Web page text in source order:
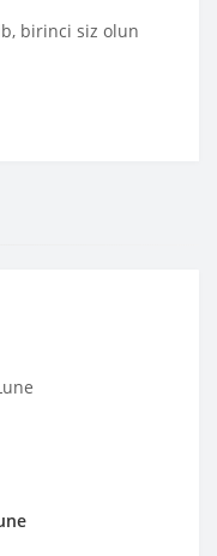
birinci siz olun